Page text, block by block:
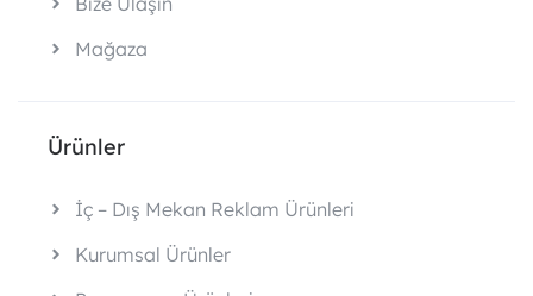
Mağaza
Ürünler
İç – Dış Mekan Reklam Ürünleri
Kurumsal Ürünler